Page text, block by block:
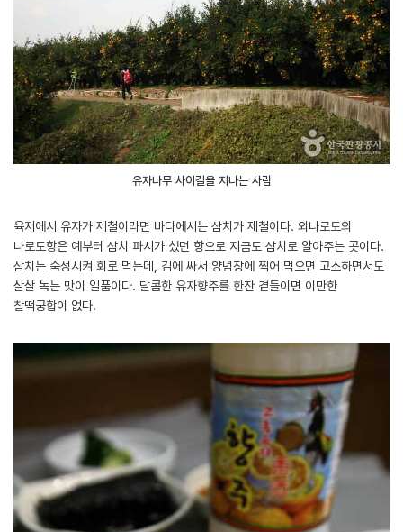
유자나무 사이길을 지나는 사람
육지에서 유자가 제철이라면 바다에서는 삼치가 제철이다. 외나로도의
나로도항은 예부터 삼치 파시가 섰던 항으로 지금도 삼치로 알아주는 곳이다.
삼치는 숙성시켜 회로 먹는데, 김에 싸서 양념장에 찍어 먹으면 고소하면서도
살살 녹는 맛이 일품이다. 달콤한 유자향주를 한잔 곁들이면 이만한
찰떡궁합이 없다.